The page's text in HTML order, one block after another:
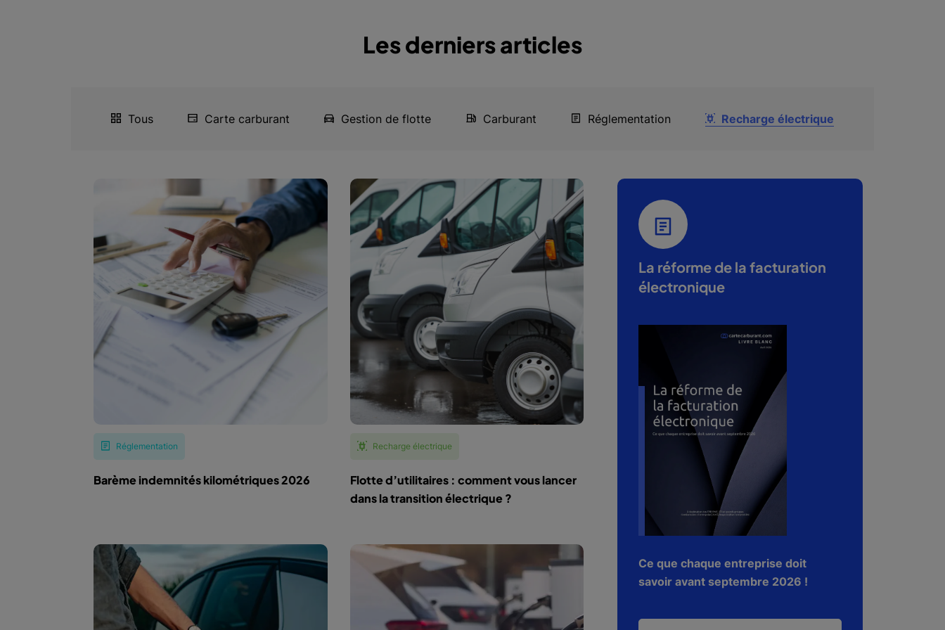
Les derniers articles
Tous Carte carburant Gestion de flotte Carburant Réglementation Recharge électrique
Réglementation
Barème indemnités kilométriques 2026
Recharge électrique
Flotte d’utilitaires : comment vous lancer
dans la transition électrique ?
La réforme de la facturation
électronique
Ce que chaque entreprise doit
savoir avant septembre 2026 !